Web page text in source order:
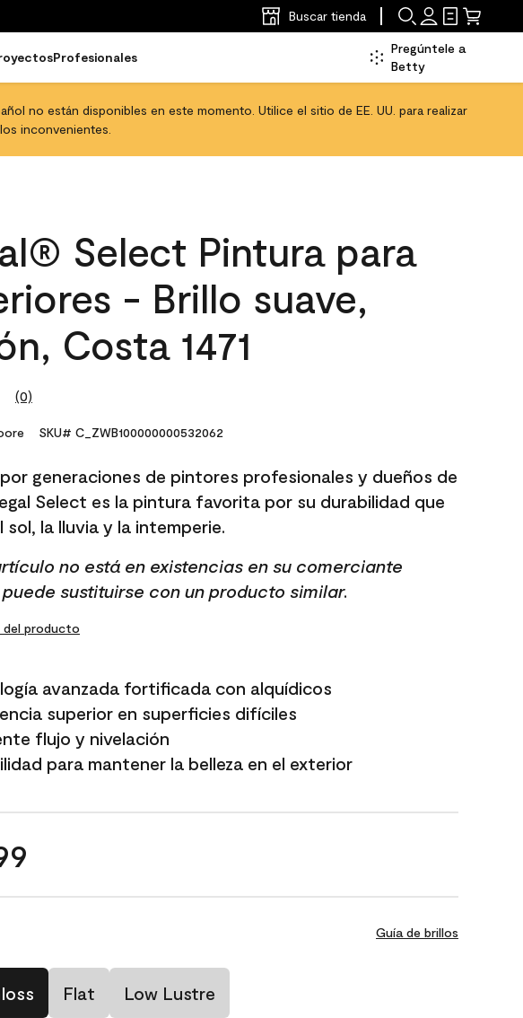
Buscar tienda
Profesionales
Pregúntele a
Betty
no están disponibles en este momento. Utilice el sitio de EE. UU. para realizar
inconvenientes.
Select Pintura para
- Brillo suave,
Costa 1471
No
value.
link.
(0)
SKU# C_ZWB100000000532062
generaciones de pintores profesionales y dueños de
Select es la pintura favorita por su durabilidad que
sol, la lluvia y la intemperie.
no está en existencias en su comerciante
sustituirse con un producto similar.
del producto
avanzada fortificada con alquídicos
superior en superficies difíciles
flujo y nivelación
para mantener la belleza en el exterior
Guía de brillos
Flat Low Lustre